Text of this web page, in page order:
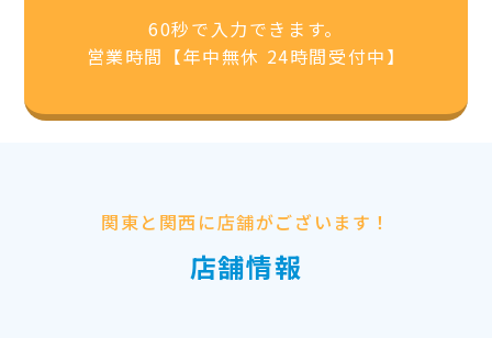
60秒で入力できます。
営業時間【年中無休 24時間受付中】
関東と関西に店舗がございます！
店舗情報